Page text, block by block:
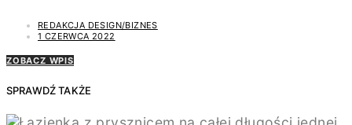
REDAKCJA DESIGN/BIZNES
1 CZERWCA 2022
ZOBACZ WPIS
SPRAWDŹ TAKŻE